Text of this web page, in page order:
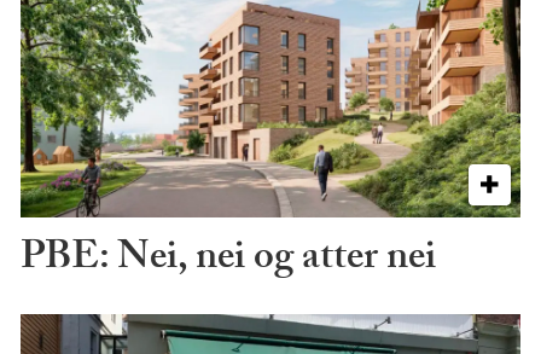
PBE: Nei, nei og atter nei